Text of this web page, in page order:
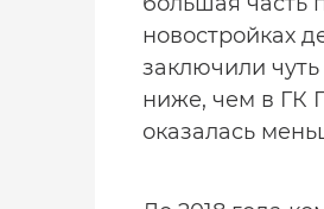
новостройках
заключили
ниже, чем в ГК
оказалась